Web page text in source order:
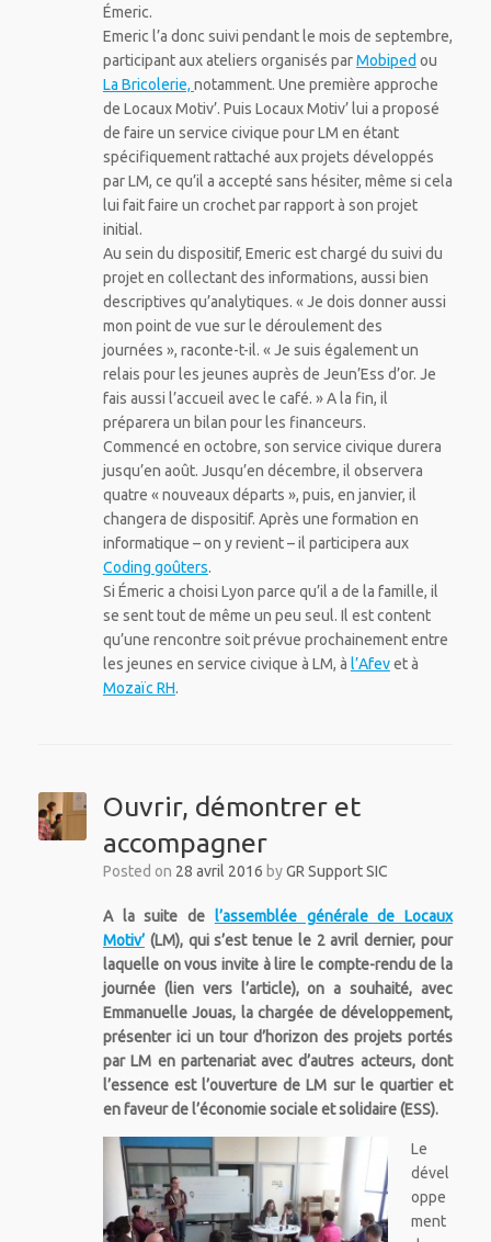
Émeric.
Emeric l’a donc suivi pendant le mois de septembre,
participant aux ateliers organisés parMobiped ou
La Bricolerie, notamment. Une première approche
de Locaux Motiv’. Puis Locaux Motiv’ lui a proposé
de faire un service civique pour LM en étant
spécifiquement rattaché aux projets développés
par LM, ce qu’il a accepté sans hésiter, même si cela
lui fait faire un crochet par rapport à son projet
initial.
Au sein du dispositif, Emeric est chargé du suivi du
projet en collectant des informations, aussi bien
descriptives qu’analytiques. « Je dois donner aussi
mon point de vue sur le déroulement des
journées », raconte-t-il. « Je suis également un
relais pour les jeunes auprès de Jeun’Ess d’or. Je
fais aussi l’accueil avec le café. » A la fin, il
préparera un bilan pour les financeurs.
Commencé en octobre, son service civique durera
jusqu’en août. Jusqu’en décembre, il observera
quatre « nouveaux départs », puis, en janvier, il
changera de dispositif. Après une formation en
informatique – on y revient – il participera aux
Coding goûters.
Si Émeric a choisi Lyon parce qu’il a de la famille, il
se sent tout de même un peu seul. Il est content
qu’une rencontre soit prévue prochainement entre
les jeunes en service civique à LM, à l’Afevet à
Mozaïc RH.
Ouvrir, démontrer et
accompagner
Posted on 28 avril 2016 byGR Support SIC
A la suite de l’assemblée générale de Locaux
Motiv’(LM), qui s’est tenue le 2 avril dernier, pour
laquelle on vous invite à lire le compte-rendu de la
journée (lien vers l’article), on a souhaité, avec
Emmanuelle Jouas, la chargée de développement,
présenter ici un tour d’horizon des projets portés
par LM en partenariat avec d’autres acteurs, dont
l’essence est l’ouverture de LM sur le quartier et
en faveur de l’économie sociale et solidaire (ESS).
Le
dével
oppe
ment